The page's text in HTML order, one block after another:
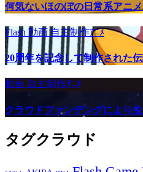
何気ないほのぼの日常系アニ
Flash 動画自主制作ｱﾆﾒ
20周年を記念して制作された
動画 自主制作ｱﾆﾒ
クラウドファンデングにより
タグクラウド